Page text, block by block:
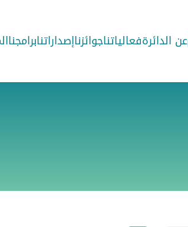
عن الدائرةفعالياتناجوائزناإصداراتنابرامجنا